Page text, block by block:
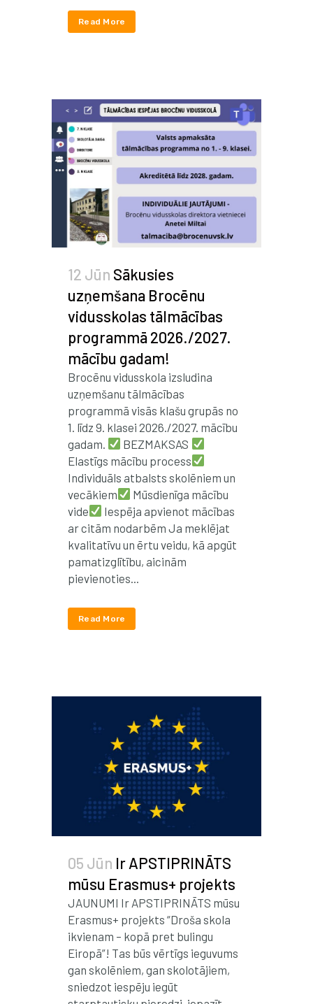
Read More
12 Jūn Sākusies
uzņemšana Brocēnu
vidusskolas tālmācības
programmā 2026./2027.
mācību gadam!
Brocēnu vidusskola izsludina
uzņemšanu tālmācības
programmā visās klašu grupās no
1. līdz 9. klasei 2026./2027. mācību
gadam.
BEZMAKSAS
Elastīgs mācību process
Individuāls atbalsts skolēniem un
vecākiem
Mūsdienīga mācību
vide
Iespēja apvienot mācības
ar citām nodarbēm Ja meklējat
kvalitatīvu un ērtu veidu, kā apgūt
pamatizglītību, aicinām
pievienoties...
Read More
05 Jūn Ir APSTIPRINĀTS
mūsu Erasmus+ projekts
JAUNUMI Ir APSTIPRINĀTS mūsu
Erasmus+ projekts “Droša skola
ikvienam – kopā pret bulingu
Eiropā”! Tas būs vērtīgs ieguvums
gan skolēniem, gan skolotājiem,
sniedzot iespēju iegūt